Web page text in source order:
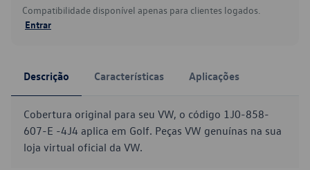
Compatibilidade disponível apenas para clientes logados.
Entrar
Descrição Características Aplicações
Cobertura original para seu VW, o código 1J0-858-
607-E -4J4 aplica em Golf. Peças VW genuínas na sua
loja virtual oficial da VW.